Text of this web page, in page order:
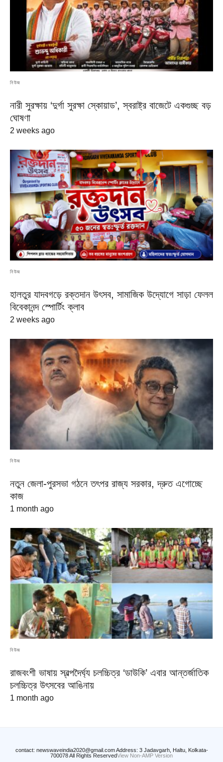
নিউজ
নারী সুরক্ষায় ‘দুর্গা সুরক্ষা স্কোয়াড’, স্বরাষ্ট্র বাজেটে একগুচ্ছ বড়
ঘোষণা
2 weeks ago
নিউজ
হালতুর যাদবগড়ে রক্তদান উৎসব, সামাজিক উদ্যোগে সাড়া ফেলল
বিবেকানন্দ স্পোর্টিং ক্লাব
2 weeks ago
নিউজ
নতুন জেলা-পুরসভা গঠনে তৎপর রাজ্য সরকার, দ্রুত এগোচ্ছে
কাজ
1 month ago
নিউজ
রাজবংশী ভাষায় স্বল্পদৈর্ঘ্য চলচ্চিত্র ‘ডাউকি’ এবার আন্তর্জাতিক
চলচ্চিত্র উৎসবের আঙিনায়
1 month ago
contact: newswaveindia2020@gmail.com Address: 3 Jadavgarh, Haltu, Kolkata-
700078 All Rights ReservedView Non-AMP Version